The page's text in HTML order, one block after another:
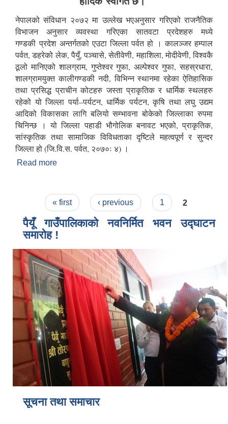
नेपालको संविधान २०७२ मा उल्लेख भएअनुसार गरिएको राजनैतिक
विभाजन अनुसार व्यवस्था गरिएका सातवटा प्रदेशहरु मध्ये
गण्डकी प्रदेश अन्तर्गतको एउटा जिल्ला पर्वत हो । कालञ्जर हम्पाल
पर्वत, डहरेको लेक, पैयुँ, पञ्चासे, सेतीवेणी, महाशिला, मोदीवेणी, विश्वकै
ठूलो मानिएको शालग्राम, गुप्तेश्वर गुफा, अल्पेश्वर गुफा, सहस्रधारा,
शालग्रामयुक्त कालीगण्डकी नदी, विभिन्न स्थानमा रहेका ऐतिहासिक
तथा प्रसिद्ध प्राचीन कोटहरु जस्ता प्राकृतिक र धार्मिक स्थलहरु
रहेको यो जिल्ला पर्या–पर्यटन, धार्मिक पर्यटन, कृषि तथा लघु उद्यम
आदिको विकासका लागि बलियो सम्भावना बोकेको जिल्लाका रुपमा
चिनिन्छ । यो जिल्ला पहाडी भौगोलिक बनावट भएको, प्राकृतिक,
सांस्कृतिक तथा सामाजिक विविधताका दृष्टिले महत्वपूर्ण र सुन्दर
जिल्ला हो (जि.वि.स. पर्वत, २०७०ः ४) ।
Read more
Pages« first ‹ previous 1 2
पैयूँ गाउँपालिकाको नवनिर्मित भवन उद्घाटन
समारोह !
सूचना तथा समाचार